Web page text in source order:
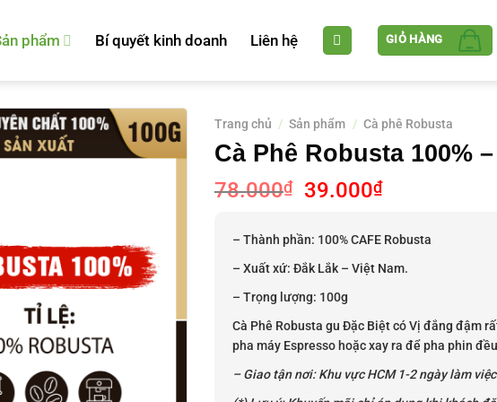
phẩm Bí quyết kinh doanh Liên hệ GIỎ HÀNG
Trang chủ / Sản phẩm / Cà phê Robusta
Cà Phê Robusta 100%
78.000₫
Giá
là:
39.000₫Giá
tại
39.000₫.
– Thành phần: 100% CAFE Robusta
– Xuất xứ: Đắk Lắk – Việt Nam.
– Trọng lượng: 100g
Cà Phê Robusta gu Đặc Biệt có Vị đắng đậm
pha máy Espresso hoặc xay ra để pha phin
– Giao tận nơi: Khu vực HCM 1-2 ngày làm